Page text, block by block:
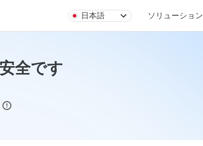
日本語 ソリューション
全です